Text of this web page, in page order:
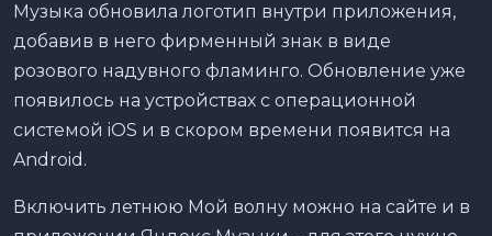
Музыка обновила логотип внутри приложения,
добавив в него фирменный знак в виде
розового надувного фламинго. Обновление уже
появилось на устройствах с операционной
системой iOS и в скором времени появится на
Android.
Включить летнюю Мой волну можно на сайте и в